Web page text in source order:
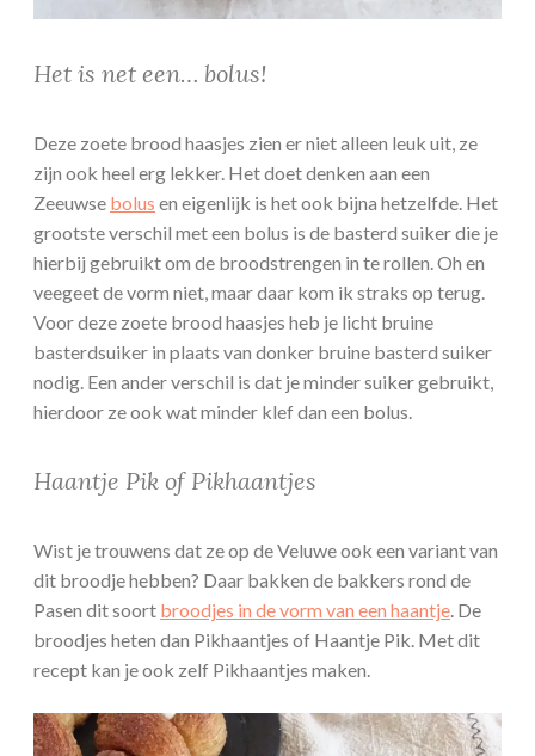
Het is net een… bolus!
Deze zoete brood haasjes zien er niet alleen leuk uit, ze
zijn ook heel erg lekker. Het doet denken aan een
Zeeuwse bolus en eigenlijk is het ook bijna hetzelfde. Het
grootste verschil met een bolus is de basterd suiker die je
hierbij gebruikt om de broodstrengen in te rollen. Oh en
veegeet de vorm niet, maar daar kom ik straks op terug.
Voor deze zoete brood haasjes heb je licht bruine
basterdsuiker in plaats van donker bruine basterd suiker
nodig. Een ander verschil is dat je minder suiker gebruikt,
hierdoor ze ook wat minder klef dan een bolus.
Haantje Pik of Pikhaantjes
Wist je trouwens dat ze op de Veluwe ook een variant van
dit broodje hebben? Daar bakken de bakkers rond de
Pasen dit soort broodjes in de vorm van een haantje. De
broodjes heten dan Pikhaantjes of Haantje Pik. Met dit
recept kan je ook zelf Pikhaantjes maken.